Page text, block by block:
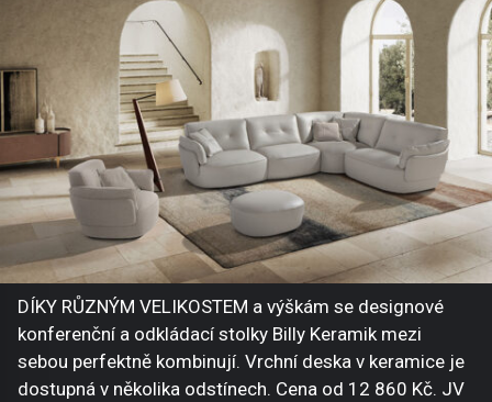
DÍKY RŮZNÝM VELIKOSTEM a výškám se designové
konferenční a odkládací stolky Billy Keramik mezi
sebou perfektně kombinují. Vrchní deska v keramice je
dostupná v několika odstínech. Cena od 12 860 Kč. JV